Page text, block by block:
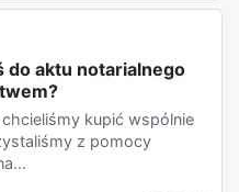
do aktu notarialnego
kupić wspólnie
z pomocy